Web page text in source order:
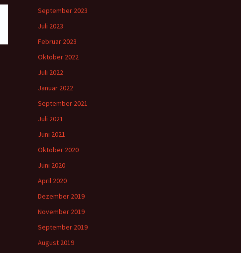
September 2023
Juli 2023
Februar 2023
Oktober 2022
Juli 2022
Januar 2022
September 2021
Juli 2021
Juni 2021
Oktober 2020
Juni 2020
April 2020
Dezember 2019
November 2019
September 2019
August 2019